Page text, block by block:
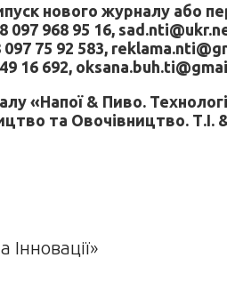
нового журналу або
968 95 16,
75 92 583,
16 692,
«Напої & Пиво.
та Овочівництво. Т.І.
Інновації»